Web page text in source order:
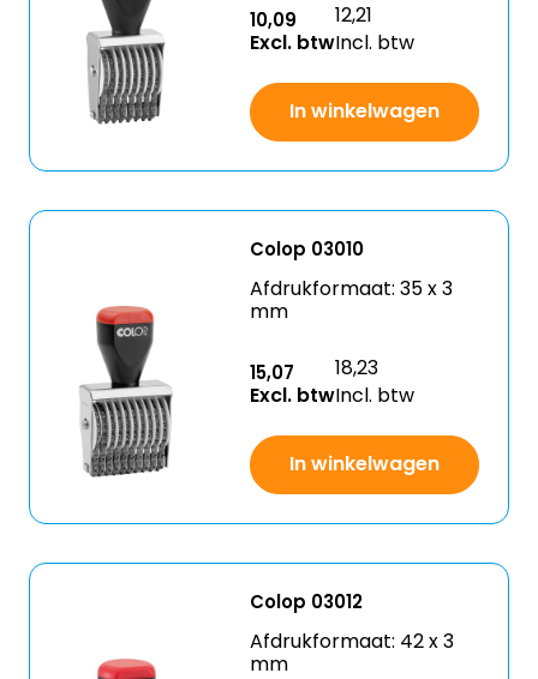
10,09
Excl. btw
12,21
Incl. btw
In winkelwagen
Colop 03010
Afdrukformaat: 35 x 3
mm
15,07
Excl. btw
18,23
Incl. btw
In winkelwagen
Colop 03012
Afdrukformaat: 42 x 3
mm